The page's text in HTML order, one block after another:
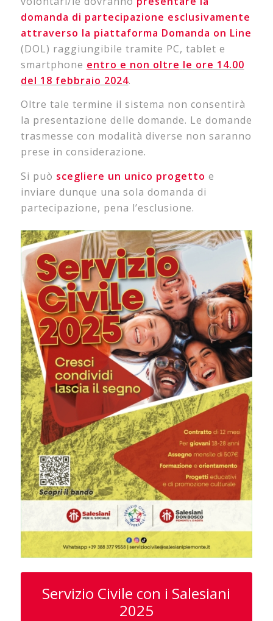
domanda di partecipazione esclusivamente
attraverso la piattaforma Domanda on Line
(DOL) raggiungibile tramite PC, tablet e
smartphone entro e non oltre le ore 14.00
del 18 febbraio 2024.
Oltre tale termine il sistema non consentirà
la presentazione delle domande. Le domande
trasmesse con modalità diverse non saranno
prese in considerazione.
Si può scegliere un unico progetto e
inviare dunque una sola domanda di
partecipazione, pena l’esclusione.
Servizio Civile con i Salesiani
2025